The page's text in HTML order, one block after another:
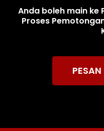
Anda boleh main ke
Proses